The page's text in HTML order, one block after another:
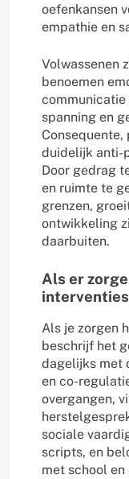
oefenkansen
empathie en
Volwassenen
benoemen
spanning en
Consequente,
duidelijk anti-
Door gedrag
en ruimte te
grenzen,
ontwikkeling
daarbuiten.
Als er
Als je zorgen
beschrijf het
dagelijks met
en co-
overgangen,
sociale
scripts, en
met school